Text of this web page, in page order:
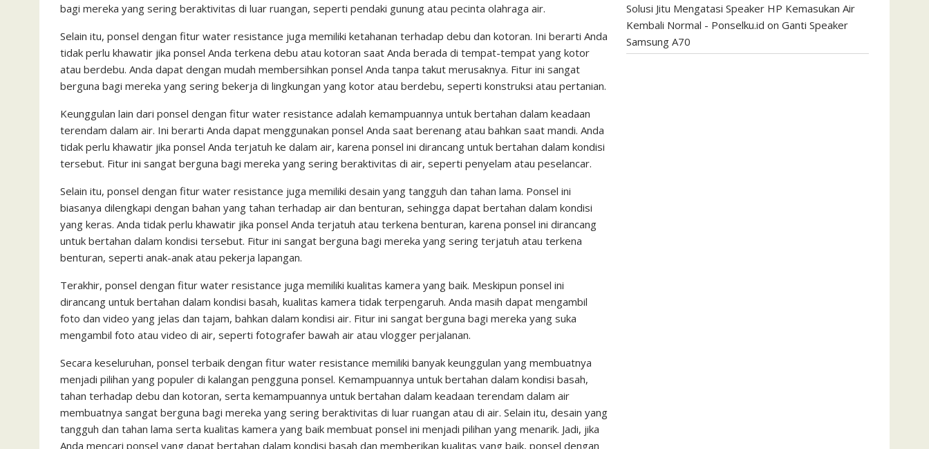
bagi mereka yang sering beraktivitas di luar ruangan, seperti pendaki gunung atau pecinta olahraga air.
Selain itu, ponsel dengan fitur water resistance juga memiliki ketahanan terhadap debu dan kotoran. Ini berarti Anda
tidak perlu khawatir jika ponsel Anda terkena debu atau kotoran saat Anda berada di tempat-tempat yang kotor
atau berdebu. Anda dapat dengan mudah membersihkan ponsel Anda tanpa takut merusaknya. Fitur ini sangat
berguna bagi mereka yang sering bekerja di lingkungan yang kotor atau berdebu, seperti konstruksi atau pertanian.
Keunggulan lain dari ponsel dengan fitur water resistance adalah kemampuannya untuk bertahan dalam keadaan
terendam dalam air. Ini berarti Anda dapat menggunakan ponsel Anda saat berenang atau bahkan saat mandi. Anda
tidak perlu khawatir jika ponsel Anda terjatuh ke dalam air, karena ponsel ini dirancang untuk bertahan dalam kondisi
tersebut. Fitur ini sangat berguna bagi mereka yang sering beraktivitas di air, seperti penyelam atau peselancar.
Selain itu, ponsel dengan fitur water resistance juga memiliki desain yang tangguh dan tahan lama. Ponsel ini
biasanya dilengkapi dengan bahan yang tahan terhadap air dan benturan, sehingga dapat bertahan dalam kondisi
yang keras. Anda tidak perlu khawatir jika ponsel Anda terjatuh atau terkena benturan, karena ponsel ini dirancang
untuk bertahan dalam kondisi tersebut. Fitur ini sangat berguna bagi mereka yang sering terjatuh atau terkena
benturan, seperti anak-anak atau pekerja lapangan.
Terakhir, ponsel dengan fitur water resistance juga memiliki kualitas kamera yang baik. Meskipun ponsel ini
dirancang untuk bertahan dalam kondisi basah, kualitas kamera tidak terpengaruh. Anda masih dapat mengambil
foto dan video yang jelas dan tajam, bahkan dalam kondisi air. Fitur ini sangat berguna bagi mereka yang suka
mengambil foto atau video di air, seperti fotografer bawah air atau vlogger perjalanan.
Secara keseluruhan, ponsel terbaik dengan fitur water resistance memiliki banyak keunggulan yang membuatnya
menjadi pilihan yang populer di kalangan pengguna ponsel. Kemampuannya untuk bertahan dalam kondisi basah,
tahan terhadap debu dan kotoran, serta kemampuannya untuk bertahan dalam keadaan terendam dalam air
membuatnya sangat berguna bagi mereka yang sering beraktivitas di luar ruangan atau di air. Selain itu, desain yang
tangguh dan tahan lama serta kualitas kamera yang baik membuat ponsel ini menjadi pilihan yang menarik. Jadi, jika
Anda mencari ponsel yang dapat bertahan dalam kondisi basah dan memberikan kualitas yang baik, ponsel dengan
Solusi Jitu Mengatasi Speaker HP Kemasukan Air
Kembali Normal - Ponselku.id on Ganti Speaker
Samsung A70